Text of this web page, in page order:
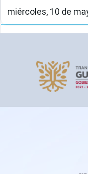
miércoles, 10 de